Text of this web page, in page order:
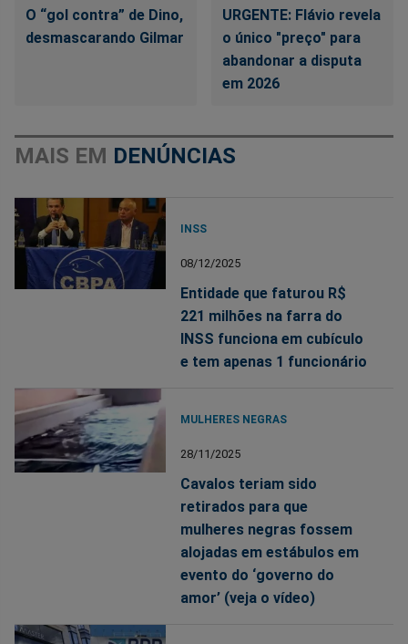
O “gol contra” de Dino,
desmascarando Gilmar
URGENTE: Flávio revela
o único "preço" para
abandonar a disputa
em 2026
MAIS EM DENÚNCIAS
INSS
08/12/2025
Entidade que faturou R$
221 milhões na farra do
INSS funciona em cubículo
e tem apenas 1 funcionário
MULHERES NEGRAS
28/11/2025
Cavalos teriam sido
retirados para que
mulheres negras fossem
alojadas em estábulos em
evento do ‘governo do
amor’ (veja o vídeo)